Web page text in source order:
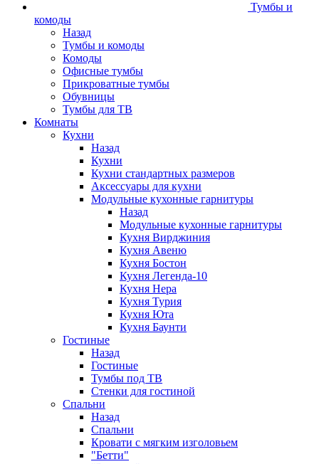
Тумбы и
комоды
Назад
Тумбы и комоды
Комоды
Офисные тумбы
Прикроватные тумбы
Обувницы
Тумбы для ТВ
Комнаты
Кухни
Назад
Кухни
Кухни стандартных размеров
Аксессуары для кухни
Модульные кухонные гарнитуры
Назад
Модульные кухонные гарнитуры
Кухня Вирджиния
Кухня Авеню
Кухня Бостон
Кухня Легенда-10
Кухня Нера
Кухня Турия
Кухня Юта
Кухня Баунти
Гостиные
Назад
Гостиные
Тумбы под ТВ
Стенки для гостиной
Спальни
Назад
Спальни
Кровати с мягким изголовьем
"Бетти"